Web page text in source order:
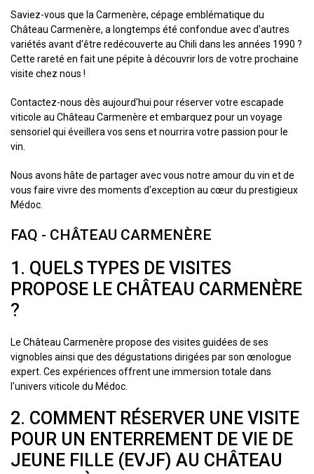
Saviez-vous que la Carmenère, cépage emblématique du
Château Carmenère, a longtemps été confondue avec d'autres
variétés avant d'être redécouverte au Chili dans les années 1990 ?
Cette rareté en fait une pépite à découvrir lors de votre prochaine
visite chez nous !
Contactez-nous dès aujourd'hui pour réserver votre escapade
viticole au Château Carmenère et embarquez pour un voyage
sensoriel qui éveillera vos sens et nourrira votre passion pour le
vin.
Nous avons hâte de partager avec vous notre amour du vin et de
vous faire vivre des moments d'exception au cœur du prestigieux
Médoc.
FAQ - CHÂTEAU CARMENÈRE
1. QUELS TYPES DE VISITES
PROPOSE LE CHÂTEAU CARMENÈRE
?
Le Château Carmenère propose des visites guidées de ses
vignobles ainsi que des dégustations dirigées par son œnologue
expert. Ces expériences offrent une immersion totale dans
l'univers viticole du Médoc.
2. COMMENT RÉSERVER UNE VISITE
POUR UN ENTERREMENT DE VIE DE
JEUNE FILLE (EVJF) AU CHÂTEAU